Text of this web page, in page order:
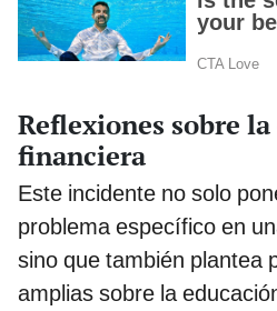
Reflexiones sobre
financiera
Este incidente no solo
problema específico en
sino que también plantea
amplias sobre la